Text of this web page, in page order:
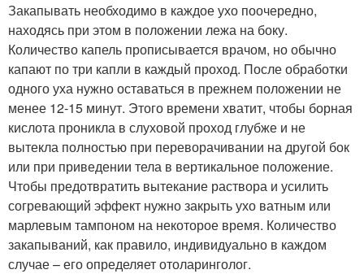
Закапывать необходимо в каждое ухо поочередно,
находясь при этом в положении лежа на боку.
Количество капель прописывается врачом, но обычно
капают по три капли в каждый проход. После обработки
одного уха нужно оставаться в прежнем положении не
менее 12-15 минут. Этого времени хватит, чтобы борная
кислота проникла в слуховой проход глубже и не
вытекла полностью при переворачивании на другой бок
или при приведении тела в вертикальное положение.
Чтобы предотвратить вытекание раствора и усилить
согревающий эффект нужно закрыть ухо ватным или
марлевым тампоном на некоторое время. Количество
закапываний, как правило, индивидуально в каждом
случае – его определяет отоларинголог.